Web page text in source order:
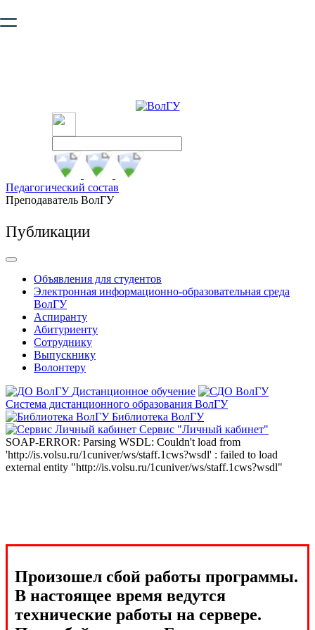
безопасную работу с сайтом. Пожалуйста
Педагогический состав
Преподаватель ВолГУ
Публикации
Объявления для студентов
Электронная информационно-образовательная среда
ВолГУ
Аспиранту
Абитуриенту
Сотруднику
Выпускнику
Волонтеру
Дистанционное обучение
Система дистанционного образования ВолГУ
Библиотека ВолГУ
Сервис "Личный кабинет"
SOAP-ERROR: Parsing WSDL: Couldn't load from
'http://is.volsu.ru/1cuniver/ws/staff.1cws?wsdl' : failed to load
external entity "http://is.volsu.ru/1cuniver/ws/staff.1cws?wsdl"
Произошел сбой работы программы.
В настоящее время ведутся
технические работы на сервере.